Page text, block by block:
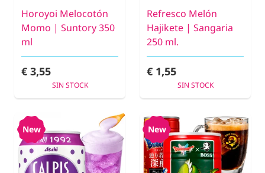
Horoyoi Melocotón
Momo | Suntory 350
ml
€ 3,55
SIN STOCK
Refresco Melón
Hajikete | Sangaria
250 ml.
€ 1,55
SIN STOCK
New New